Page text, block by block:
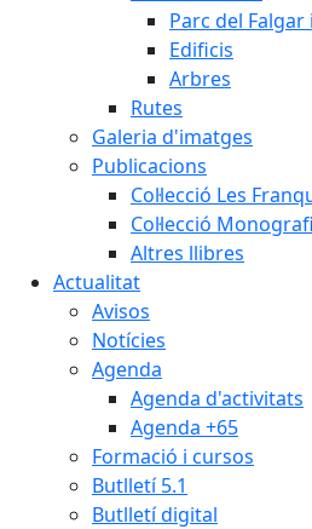
Parc del Falgar
Edificis
Arbres
Rutes
Galeria d'imatges
Publicacions
Col·lecció Les
Col·lecció
Altres llibres
Actualitat
Avisos
Notícies
Agenda
Agenda d'activitats
Agenda +65
Formació i cursos
Butlletí 5.1
Butlletí digital